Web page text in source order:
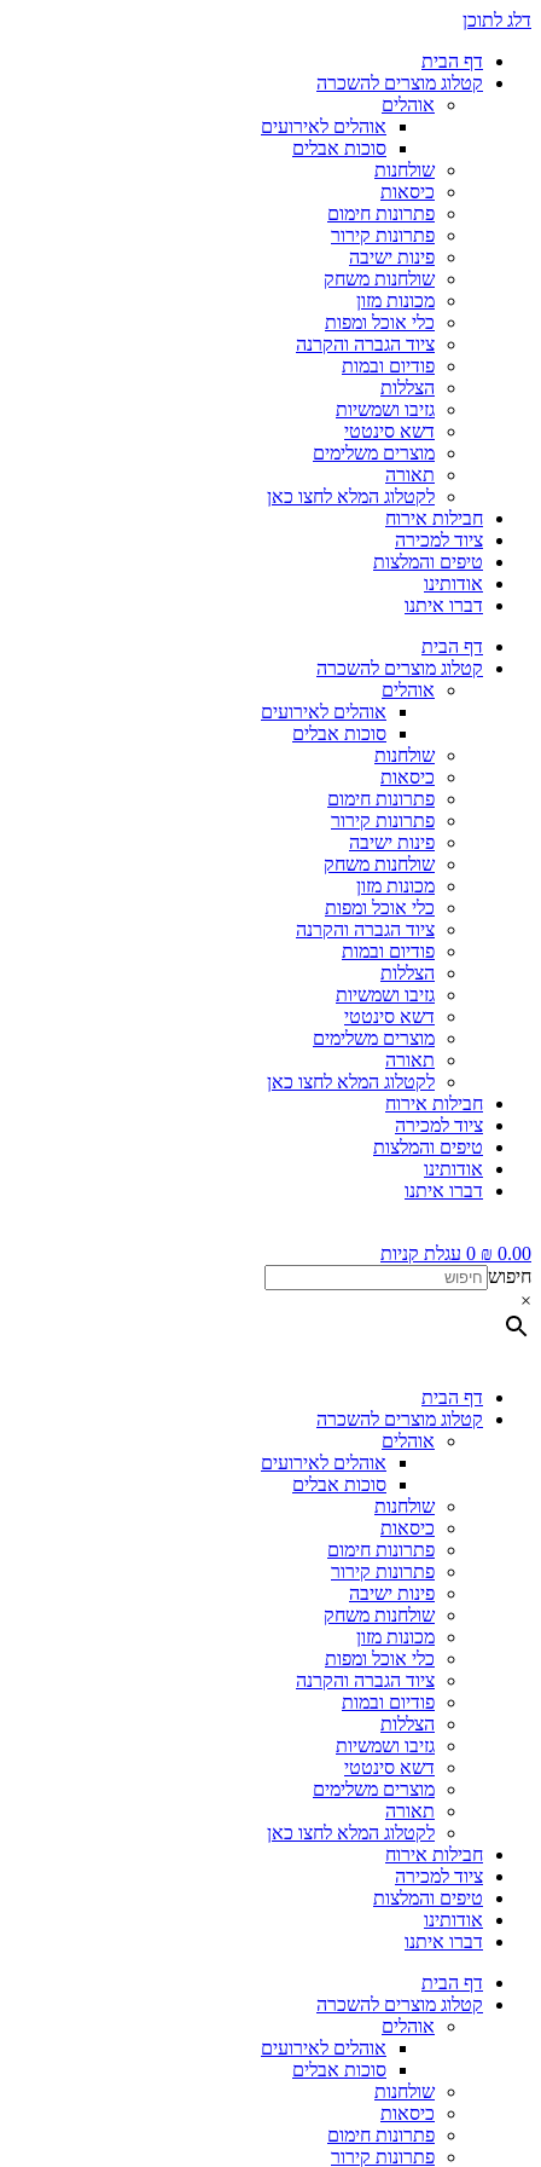
דלג לתוכן
דף הבית
קטלוג מוצרים להשכרה
אוהלים
אוהלים לאירועים
סוכות אבלים
שולחנות
כיסאות
פתרונות חימום
פתרונות קירור
פינות ישיבה
שולחנות משחק
מכונות מזון
כלי אוכל ומפות
ציוד הגברה והקרנה
פודיום ובמות
הצללות
גזיבו ושמשיות
דשא סינטטי
מוצרים משלימים
תאורה
לקטלוג המלא לחצו כאן
חבילות אירוח
ציוד למכירה
טיפים והמלצות
אודותינו
דברו איתנו
דף הבית
קטלוג מוצרים להשכרה
אוהלים
אוהלים לאירועים
סוכות אבלים
שולחנות
כיסאות
פתרונות חימום
פתרונות קירור
פינות ישיבה
שולחנות משחק
מכונות מזון
כלי אוכל ומפות
ציוד הגברה והקרנה
פודיום ובמות
הצללות
גזיבו ושמשיות
דשא סינטטי
מוצרים משלימים
תאורה
לקטלוג המלא לחצו כאן
חבילות אירוח
ציוד למכירה
טיפים והמלצות
אודותינו
דברו איתנו
₪ 0.00
0 עגלת קניות
חיפוש
×
דף הבית
קטלוג מוצרים להשכרה
אוהלים
אוהלים לאירועים
סוכות אבלים
שולחנות
כיסאות
פתרונות חימום
פתרונות קירור
פינות ישיבה
שולחנות משחק
מכונות מזון
כלי אוכל ומפות
ציוד הגברה והקרנה
פודיום ובמות
הצללות
גזיבו ושמשיות
דשא סינטטי
מוצרים משלימים
תאורה
לקטלוג המלא לחצו כאן
חבילות אירוח
ציוד למכירה
טיפים והמלצות
אודותינו
דברו איתנו
דף הבית
קטלוג מוצרים להשכרה
אוהלים
אוהלים לאירועים
סוכות אבלים
שולחנות
כיסאות
פתרונות חימום
פתרונות קירור